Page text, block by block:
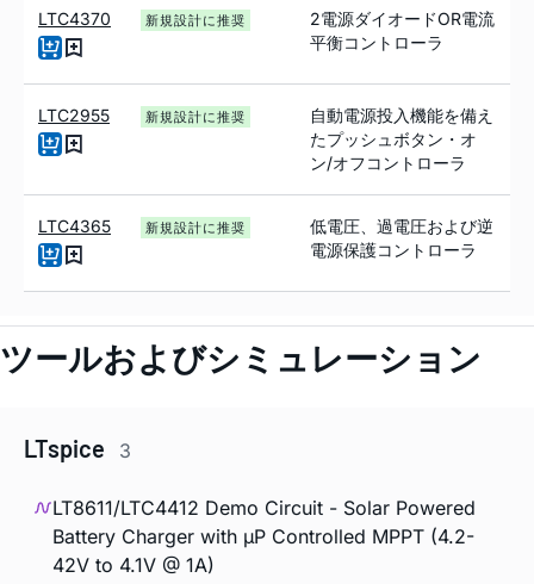
LTC4370 新規設計に推奨
2電源ダイオードOR電流
平衡コントローラ
LTC2955 新規設計に推奨
自動電源投入機能を備え
たプッシュボタン・オ
ン/オフコントローラ
LTC4365 新規設計に推奨
低電圧、過電圧および逆
電源保護コントローラ
ツールおよびシミュレーション
LTspice 3
LT8611/LTC4412 Demo Circuit - Solar Powered
Battery Charger with µP Controlled MPPT (4.2-
42V to 4.1V @ 1A)